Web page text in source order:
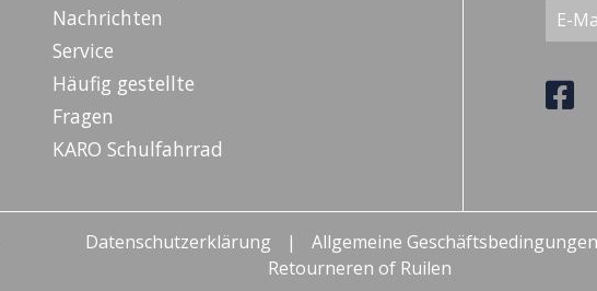
Nachrichten
Service
Häufig gestellte
Fragen
KARO Schulfahrrad
Datenschutzerklärung
Allgemeine Geschäftsbedingungen
Retourneren of Ruilen